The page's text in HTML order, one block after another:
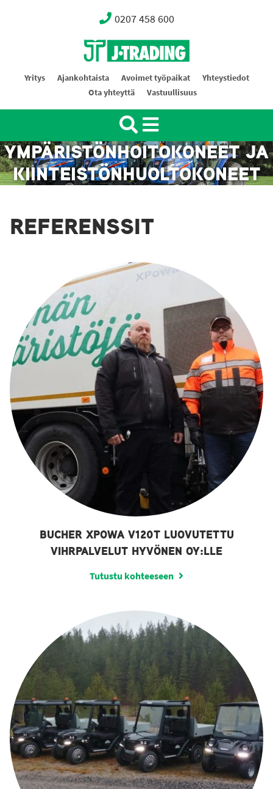
0207 458 600
Oy J-Trading Ab
Yritys Ajankohtaista Avoimet työpaikat
Yhteystiedot
Ota yhteyttä
Vastuullisuus
YMPÄRISTÖNHOITOKONEET JA
KIINTEISTÖNHUOLTOKONEET
REFERENSSIT
BUCHER XPOWA V120T LUOVUTETTU
VIHRPALVELUT HYVÖNEN OY:LLE
Tutustu kohteeseen